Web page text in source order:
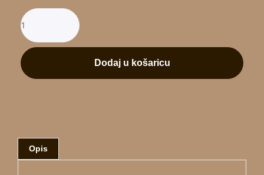
Dodaj u košaricu
Opis